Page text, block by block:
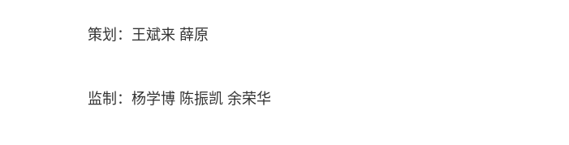
策划：王斌来 薛原
监制：杨学博 陈振凯 余荣华